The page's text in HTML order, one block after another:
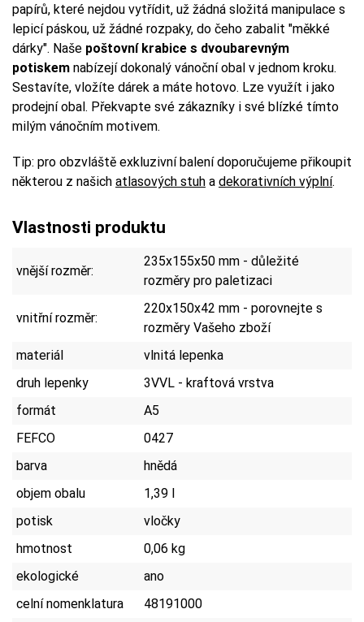
papírů, které nejdou vytřídit, už žádná složitá manipulace s
lepicí páskou, už žádné rozpaky, do čeho zabalit "měkké
dárky". Naše poštovní krabice s dvoubarevným
potiskem nabízejí dokonalý vánoční obal v jednom kroku.
Sestavíte, vložíte dárek a máte hotovo. Lze využít i jako
prodejní obal. Překvapte své zákazníky i své blízké tímto
milým vánočním motivem.
Tip: pro obzvláště exkluzivní balení doporučujeme přikoupit
některou z našich atlasových stuh a dekorativních výplní.
Vlastnosti produktu
vnější rozměr:
235x155x50 mm - důležité
rozměry pro paletizaci
vnitřní rozměr:
220x150x42 mm - porovnejte s
rozměry Vašeho zboží
materiál
vlnitá lepenka
druh lepenky
3VVL - kraftová vrstva
formát
A5
FEFCO
0427
barva
hnědá
objem obalu
1,39 l
potisk
vločky
hmotnost
0,06 kg
ekologické
ano
celní nomenklatura
48191000